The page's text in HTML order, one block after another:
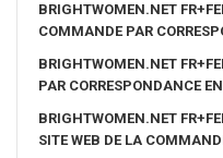
BRIGHTWOMEN.NET
COMMANDE PAR
BRIGHTWOMEN.NET
PAR CORRESPONDANCE
BRIGHTWOMEN.NET
SITE WEB DE LA